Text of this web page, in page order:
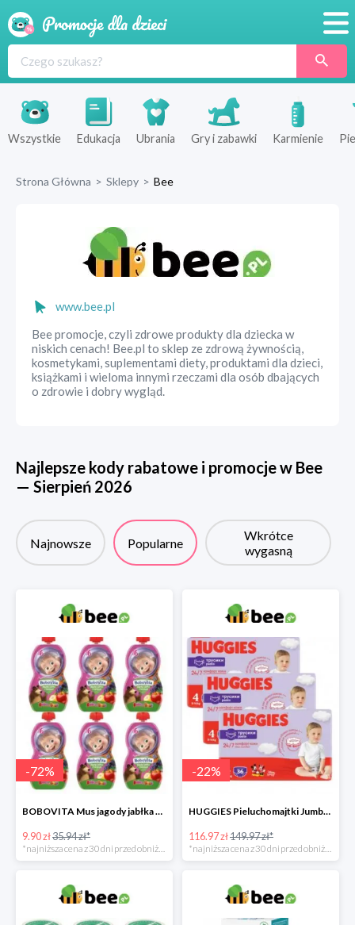
Produkty
Sklepy
Wszystkie Edukacja Ubrania Gry i zabawki Karmienie
Strona Główna > Sklepy > Bee
www.bee.pl
Bee promocje, czyli zdrowe produkty dla dziecka w
niskich cenach! Bee.pl to sklep ze zdrową żywnością,
kosmetykami, suplementami diety, produktami dla dzieci,
książkami i wieloma innymi rzeczami dla osób dbających
o zdrowie i dobry wygląd.
Najlepsze kody rabatowe i promocje w Bee
— Sierpień 2026
Najnowsze Popularne
Wkrótce
wygasną
-72%
BOBOVITA Mus jagody jabłka banan 6 sztuk
9.90 zł35.94 zł*
*najniższa cena z 30 dni przed obniżką
-22%
HUGGIES Pieluchomajtki Jumbo 4 3x36szt.
116.97 zł149.97 zł*
*najniższa cena z 30 dni przed obniżką